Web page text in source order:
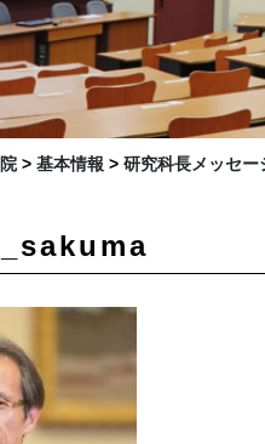
> 基本情報 > 研究科長メッセー